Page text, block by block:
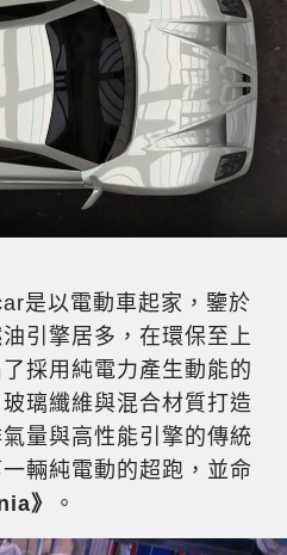
是以電動車起家，鑒於
引擎居多，在環保至上
採用純電力產生動能的
璃纖維與混合材質打造
量與高性能引擎的傳統
輛純電動的超跑，並命
》 。